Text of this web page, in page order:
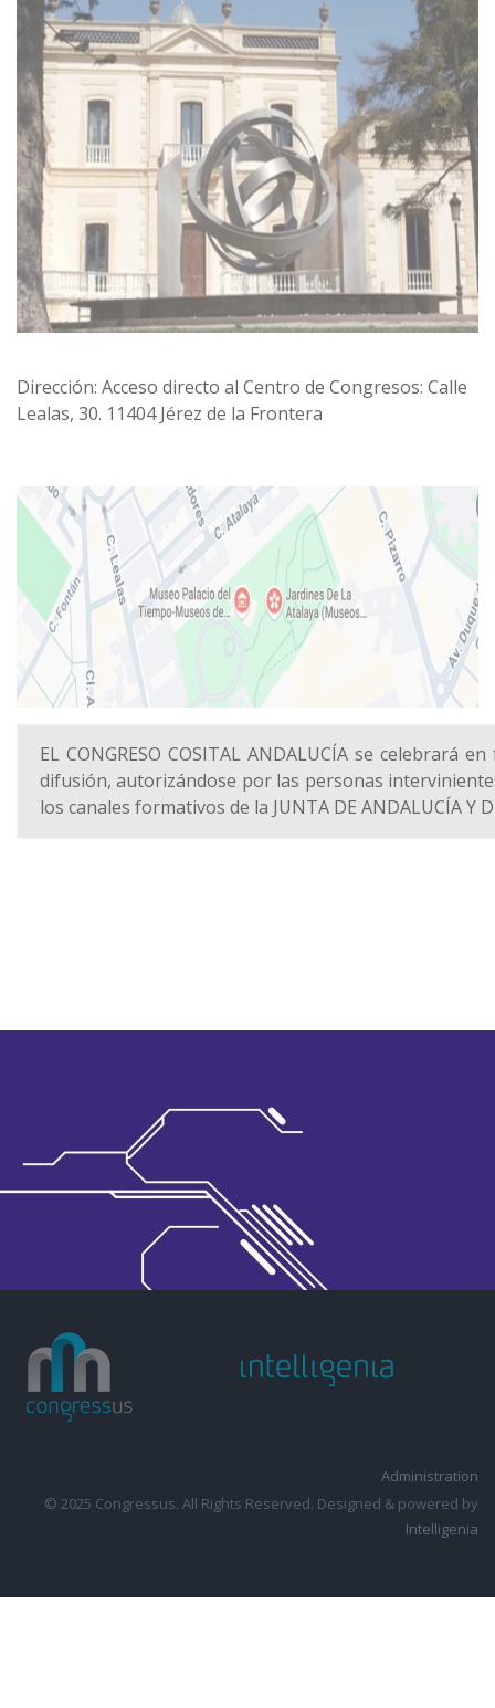
Dirección: Acceso directo al Centro de Congresos: Calle
Lealas, 30. 11404 Jérez de la Frontera
EL CONGRESO COSITAL ANDALUCÍA se
difusión, autorizándose por las personas
los canales formativos de la JUNTA DE ANDALUCÍA Y
Administration
© 2025 Congressus. All Rights Reserved. Designed & powered by
Intelligenia